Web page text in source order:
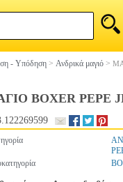
- Υπόδηση > Ανδρικά μαγιό >
BOXER PEPE